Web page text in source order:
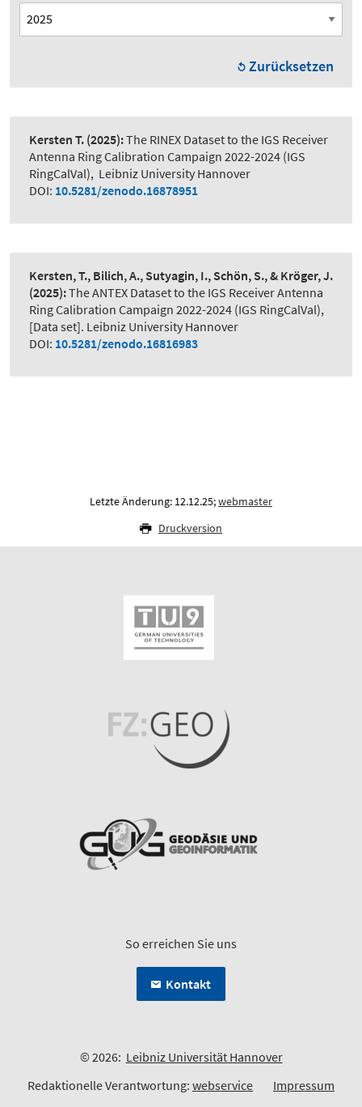
Zurücksetzen
Kersten T. (2025):The RINEX Dataset to the IGS Receiver
Antenna Ring Calibration Campaign 2022-2024 (IGS
RingCalVal), Leibniz University Hannover
DOI: 10.5281/zenodo.16878951
Kersten, T., Bilich, A., Sutyagin, I., Schön, S., & Kröger, J.
(2025):The ANTEX Dataset to the IGS Receiver Antenna
Ring Calibration Campaign 2022-2024 (IGS RingCalVal),
[Data set]. Leibniz University Hannover
DOI: 10.5281/zenodo.16816983
Letzte Änderung: 12.12.25;webmaster
Druckversion
So erreichen Sie uns
Kontakt
© 2026: Leibniz Universität Hannover
Redaktionelle Verantwortung: webservice
Impressum